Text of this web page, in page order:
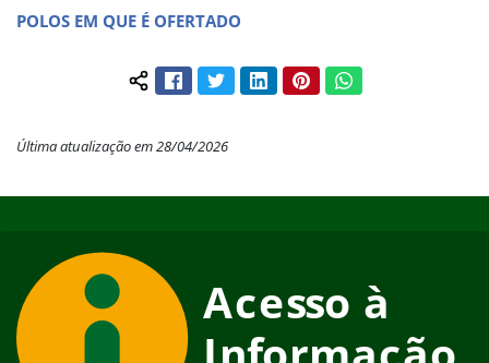
POLOS EM QUE É OFERTADO
Compartilhar conteúdo:
FacebookTwitterLinkedInPinterestWhatsApp
Última atualização em 28/04/2026